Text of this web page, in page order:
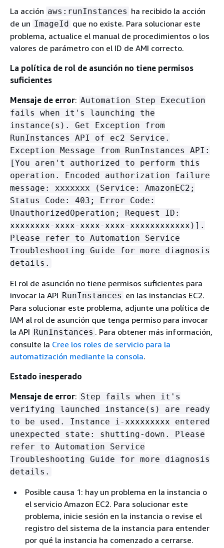
La acción aws:runInstances ha recibido la acción
de un ImageId que no existe. Para solucionar este
problema, actualice el manual de procedimientos o los
valores de parámetro con el ID de AMI correcto.
La política de rol de asunción no tiene permisos
suficientes
Mensaje de error: Automation Step Execution
fails when it's launching the
instance(s). Get Exception from
RunInstances API of ec2 Service.
Exception Message from RunInstances API:
[You aren't authorized to perform this
operation. Encoded authorization failure
message: xxxxxxx (Service: AmazonEC2;
Status Code: 403; Error Code:
UnauthorizedOperation; Request ID:
xxxxxxxx-xxxx-xxxx-xxxx-xxxxxxxxxxxx)].
Please refer to Automation Service
Troubleshooting Guide for more diagnosis
details.
El rol de asunción no tiene permisos suficientes para
invocar la API RunInstances en las instancias EC2.
Para solucionar este problema, adjunte una política de
IAM al rol de asunción que tenga permiso para invocar
la API RunInstances . Para obtener más información,
consulte la Cree los roles de servicio para la
automatización mediante la consola.
Estado inesperado
Mensaje de error: Step fails when it's
verifying launched instance(s) are ready
to be used. Instance i-xxxxxxxxx entered
unexpected state: shutting-down. Please
refer to Automation Service
Troubleshooting Guide for more diagnosis
details.
Posible causa 1: hay un problema en la instancia o
el servicio Amazon EC2. Para solucionar este
problema, inicie sesión en la instancia o revise el
registro del sistema de la instancia para entender
por qué la instancia ha comenzado a cerrarse.